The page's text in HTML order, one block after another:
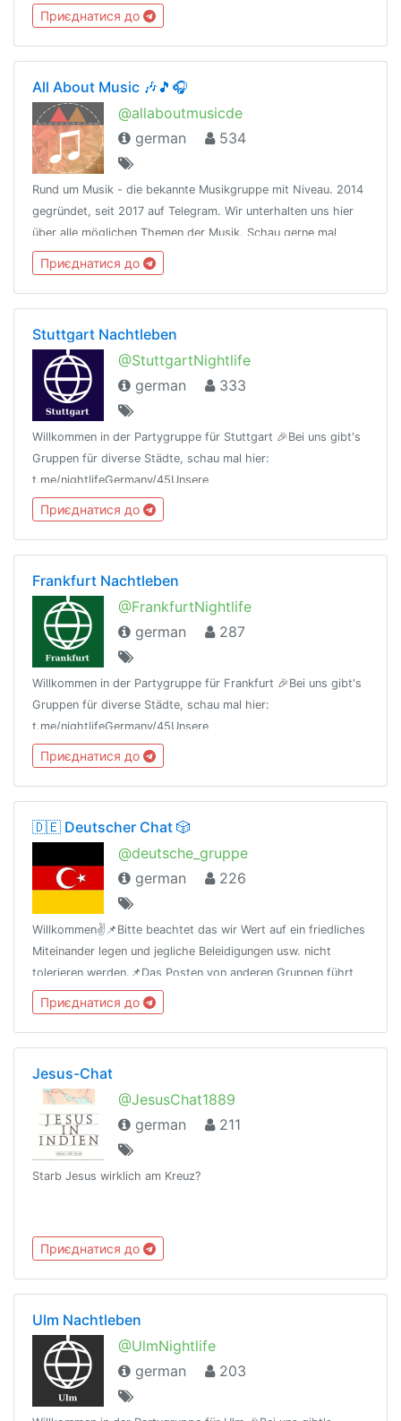
Regeln:t.me/nightlifeGermany/44Offtopic
Gruppe:https://t.me/NightlifeGermanySandbox
Приєднатися до
All About Music 🎶🎵🎧
@allaboutmusicde
german
534
Rund um Musik - die bekannte Musikgruppe mit Niveau. 2014
gegründet, seit 2017 auf Telegram. Wir unterhalten uns hier
über alle möglichen Themen der Musik. Schau gerne mal
vorbei! 🎶🎧🎧Bitte die Gruppenregeln (s. angeheftete
Nachricht) beachten!
Приєднатися до
Stuttgart Nachtleben
@StuttgartNightlife
german
333
Willkommen in der Partygruppe für Stuttgart 🎉Bei uns gibt's
Gruppen für diverse Städte, schau mal hier:
t.me/nightlifeGermany/45Unsere
Regeln:t.me/nightlifeGermany/44Offtopic
Gruppe:https://t.me/NightlifeGermanySandbox
Приєднатися до
Frankfurt Nachtleben
@FrankfurtNightlife
german
287
Willkommen in der Partygruppe für Frankfurt 🎉Bei uns gibt's
Gruppen für diverse Städte, schau mal hier:
t.me/nightlifeGermany/45Unsere
Regeln:t.me/nightlifeGermany/44Offtopic
Gruppe:https://t.me/NightlifeGermanySandbox
Приєднатися до
🇩🇪 Deutscher Chat 🎲
@deutsche_gruppe
german
226
Willkommen✌️📌Bitte beachtet das wir Wert auf ein friedliches
Miteinander legen und jegliche Beleidigungen usw. nicht
tolerieren werden.📌Das Posten von anderen Gruppen führt
zum Kick!⚠️Es wird "deutsch" geschrieben⚠️🔞Channel ist ab
18!🔞
Приєднатися до
Jesus-Chat
@JesusChat1889
german
211
Starb Jesus wirklich am Kreuz?
Приєднатися до
Ulm Nachtleben
@UlmNightlife
german
203